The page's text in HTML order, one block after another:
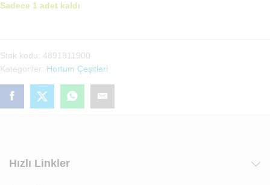
Sadece 1 adet kaldı
adet
Stok kodu: 4891811900
Kategoriler: Hortum Çeşitleri
Hızlı Linkler